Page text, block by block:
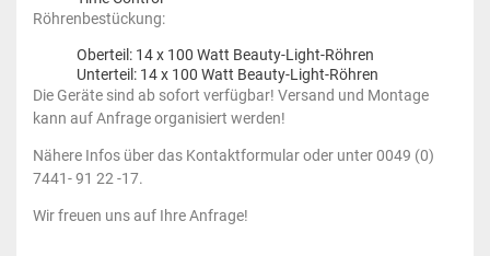
Röhrenbestückung:
Oberteil: 14 x 100 Watt Beauty-Light-Röhren
Unterteil: 14 x 100 Watt Beauty-Light-Röhren
Die Geräte sind ab sofort verfügbar! Versand und Montage
kann auf Anfrage organisiert werden!
Nähere Infos über das Kontaktformular oder unter 0049 (0)
7441- 91 22 -17.
Wir freuen uns auf Ihre Anfrage!